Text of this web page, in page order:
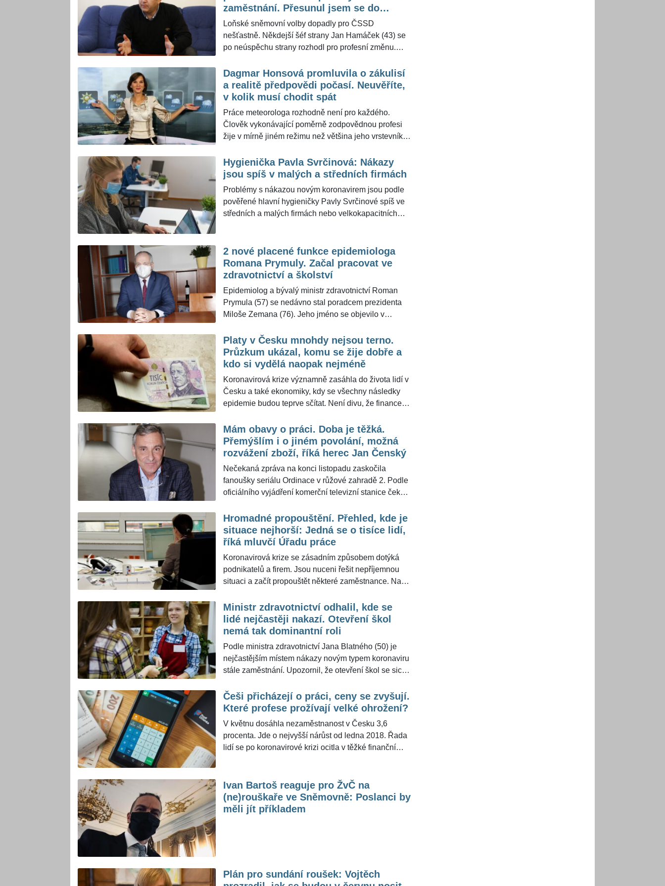
televizí správně a zodpovědně opustil své působiště
na Kavčích horách, aby mohl bojovat proti nařčením,
které jeho pohledem měly za cíl pošpinit jeho jméno i
autoritu, a stabilizoval chod redakce. Redakci
ŽivotvČesku.cz odpověděl na dotaz ohledně dalšího
pravděpodobně brzy dojde na podepisování nové
pracovní smlouvy.
zaměstnání. Přesunul jsem se do
soukromého sektoru, uvedl
Loňské sněmovní volby dopadly pro ČSSD
nešťastně. Někdejší šéf strany Jan Hamáček (43) se
po neúspěchu strany rozhodl pro profesní změnu.
směřovat. V současnosti působí jako místopředseda
sekce obranného průmyslu Hospodářské komory ČR,
uvedl to pro ŽivotvČesku.cz.
Dagmar Honsová promluvila o zákulisí
a realitě předpovědi počasí. Neuvěříte,
v kolik musí chodit spát
Práce meteorologa rozhodně není pro každého.
Člověk vykonávající poměrně zodpovědnou profesi
žije v mírně jiném režimu než většina jeho vrstevníků.
probíhající. Také obsluhuje a kontroluje automatické
meteorologické stanice včetně zabezpečení jejich
dalších úkonů. Odborník přes počasí má z obecného
hlediska i jiný režim, kdy chodí spát. Pro
ŽivotvČesku.cz charismatická meteoroložka Dagmar
Hygienička Pavla Svrčinová: Nákazy
jsou spíš v malých a středních firmách
Problémy s nákazou novým koronavirem jsou podle
pověřené hlavní hygieničky Pavly Svrčinové spíš ve
středních a malých firmách nebo velkokapacitních
zdravotnictví Jan Blatný (za ANO) bude žádat
testování dvakrát týdně. První kolo testování musely
firmy nad 250 zaměstnanců ukončit do 12. března a
povinnost zavedla i pro menší firmy a úřady.
2 nové placené funkce epidemiologa
Romana Prymuly. Začal pracovat ve
zdravotnictví a školství
Epidemiolog a bývalý ministr zdravotnictví Roman
Prymula (57) se nedávno stal poradcem prezidenta
Miloše Zemana (76). Jeho jméno se objevilo v
neplacený. Nově má dvě zaměstnání, o kterých pro
ŽivotvČesku.cz promluvil. "V současné době se živím
konzultační činností ve zdravotnictví v soukromé
pracovní činnost.
Platy v Česku mnohdy nejsou terno.
Průzkum ukázal, komu se žije dobře a
kdo si vydělá naopak nejméně
Koronavirová krize významně zasáhla do života lidí v
Česku a také ekonomiky, kdy se všechny následky
epidemie budou teprve sčítat. Není divu, že finance
poukazují na změny, které nastaly. Nejnovější
průzkum totiž ukazuje, na jakých pracovních pozicích
berou Češi nejnižší platy, a kdo si naopak vydělává
Mám obavy o práci. Doba je těžká.
Přemýšlím i o jiném povolání, možná
rozvážení zboží, říká herec Jan Čenský
Nečekaná zpráva na konci listopadu zaskočila
fanoušky seriálu Ordinace v růžové zahradě 2. Podle
oficiálního vyjádření komerční televizní stanice čeká
ukončeny budou letos. Pro ŽivotvČesku.cz se vyjádřil
herec Jan Čenský (59), který v seriálu ztvárňuje roli
doktora Suchého a v současnosti žije v nejistotě.
"Obavy o práci mám, je to těžká doba," prozradil své
pocity ze ztráty zaměstnání.
Hromadné propouštění. Přehled, kde je
situace nejhorší: Jedná se o tisíce lidí,
říká mluvčí Úřadu práce
Koronavirová krize se zásadním způsobem dotýká
podnikatelů a firem. Jsou nuceni řešit nepříjemnou
situaci a začít propouštět některé zaměstnance. Na
SARS-CoV-2, se řada především menších podniků
potýká s existenčními problémy, protože se nestačila
ještě ani »oklepat« z první březnové vlny. Ale
"Záměr propouštět zaměstnance nám oznámilo 22
zaměstnavatelů," uvedla pro ŽivotvČesku.cz mluvčí
Ministr zdravotnictví odhalil, kde se
lidé nejčastěji nakazí. Otevření škol
nemá tak dominantní roli
Podle ministra zdravotnictví Jana Blatného (50) je
nejčastějším místem nákazy novým typem koronaviru
stále zaměstnání. Upozornil, že otevření škol se sice
Češi přicházejí o práci, ceny se zvyšují.
Které profese prožívají velké ohrožení?
V květnu dosáhla nezaměstnanost v Česku 3,6
procenta. Jde o nejvyšší nárůst od ledna 2018. Řada
lidí se po koronavirové krizi ocitla v těžké finanční
to, že by tento nepříjemný trend něco zabrzdilo. Které
profese jsou nejohroženější?
Ivan Bartoš reaguje pro ŽvČ na
(ne)rouškaře ve Sněmovně: Poslanci by
měli jít příkladem
Plán pro sundání roušek: Vojtěch